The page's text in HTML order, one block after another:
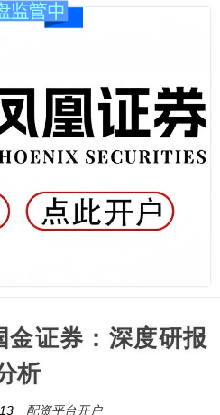
金证券：深度研报
析
配资平台开户